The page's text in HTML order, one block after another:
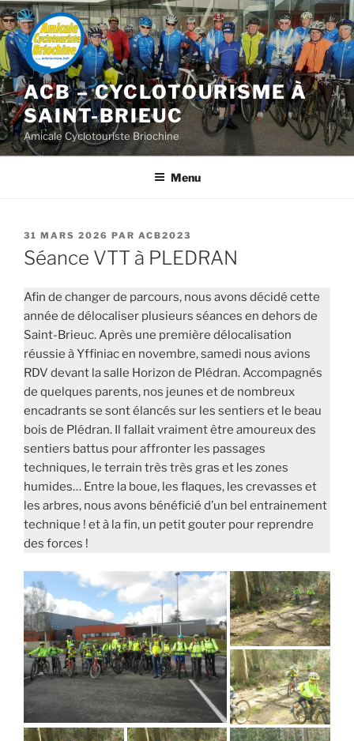
Aller
au
contenu
principal
ACB – CYCLOTOURISME À
SAINT-BRIEUC
Amicale Cyclotouriste Briochine
Menu
PUBLIÉ
LE
31 MARS 2026 PAR ACB2023
Séance VTT à PLEDRAN
Afin de changer de parcours, nous avons décidé cette
année de délocaliser plusieurs séances en dehors de
Saint-Brieuc. Après une première délocalisation
réussie à Yffiniac en novembre, samedi nous avions
RDV devant la salle Horizon de Plédran. Accompagnés
de quelques parents, nos jeunes et de nombreux
encadrants se sont élancés sur les sentiers et le beau
bois de Plédran. Il fallait vraiment être amoureux des
sentiers battus pour affronter les passages
techniques, le terrain très très gras et les zones
humides… Entre la boue, les flaques, les crevasses et
les arbres, nous avons bénéficié d’un bel entrainement
technique ! et à la fin, un petit gouter pour reprendre
des forces !